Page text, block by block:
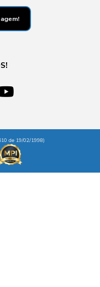
de 19/02/1998)